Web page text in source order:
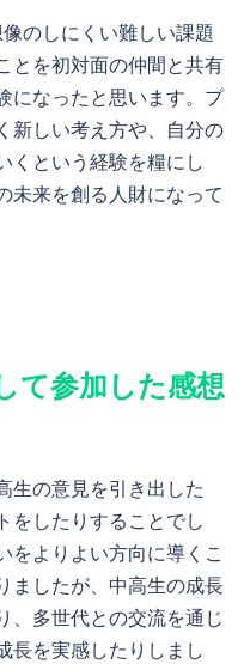
のしにくい難しい課題
とを初対面の仲間と共有
になったと思います。プ
新しい考え方や、自分の
くという経験を糧にし
未来を創る人財になって
て参加した感想
生の意見を引き出した
をしたりすることでし
をよりよい方向に導くこ
ましたが、中高生の成長
、多世代との交流を通じ
長を実感したりしまし